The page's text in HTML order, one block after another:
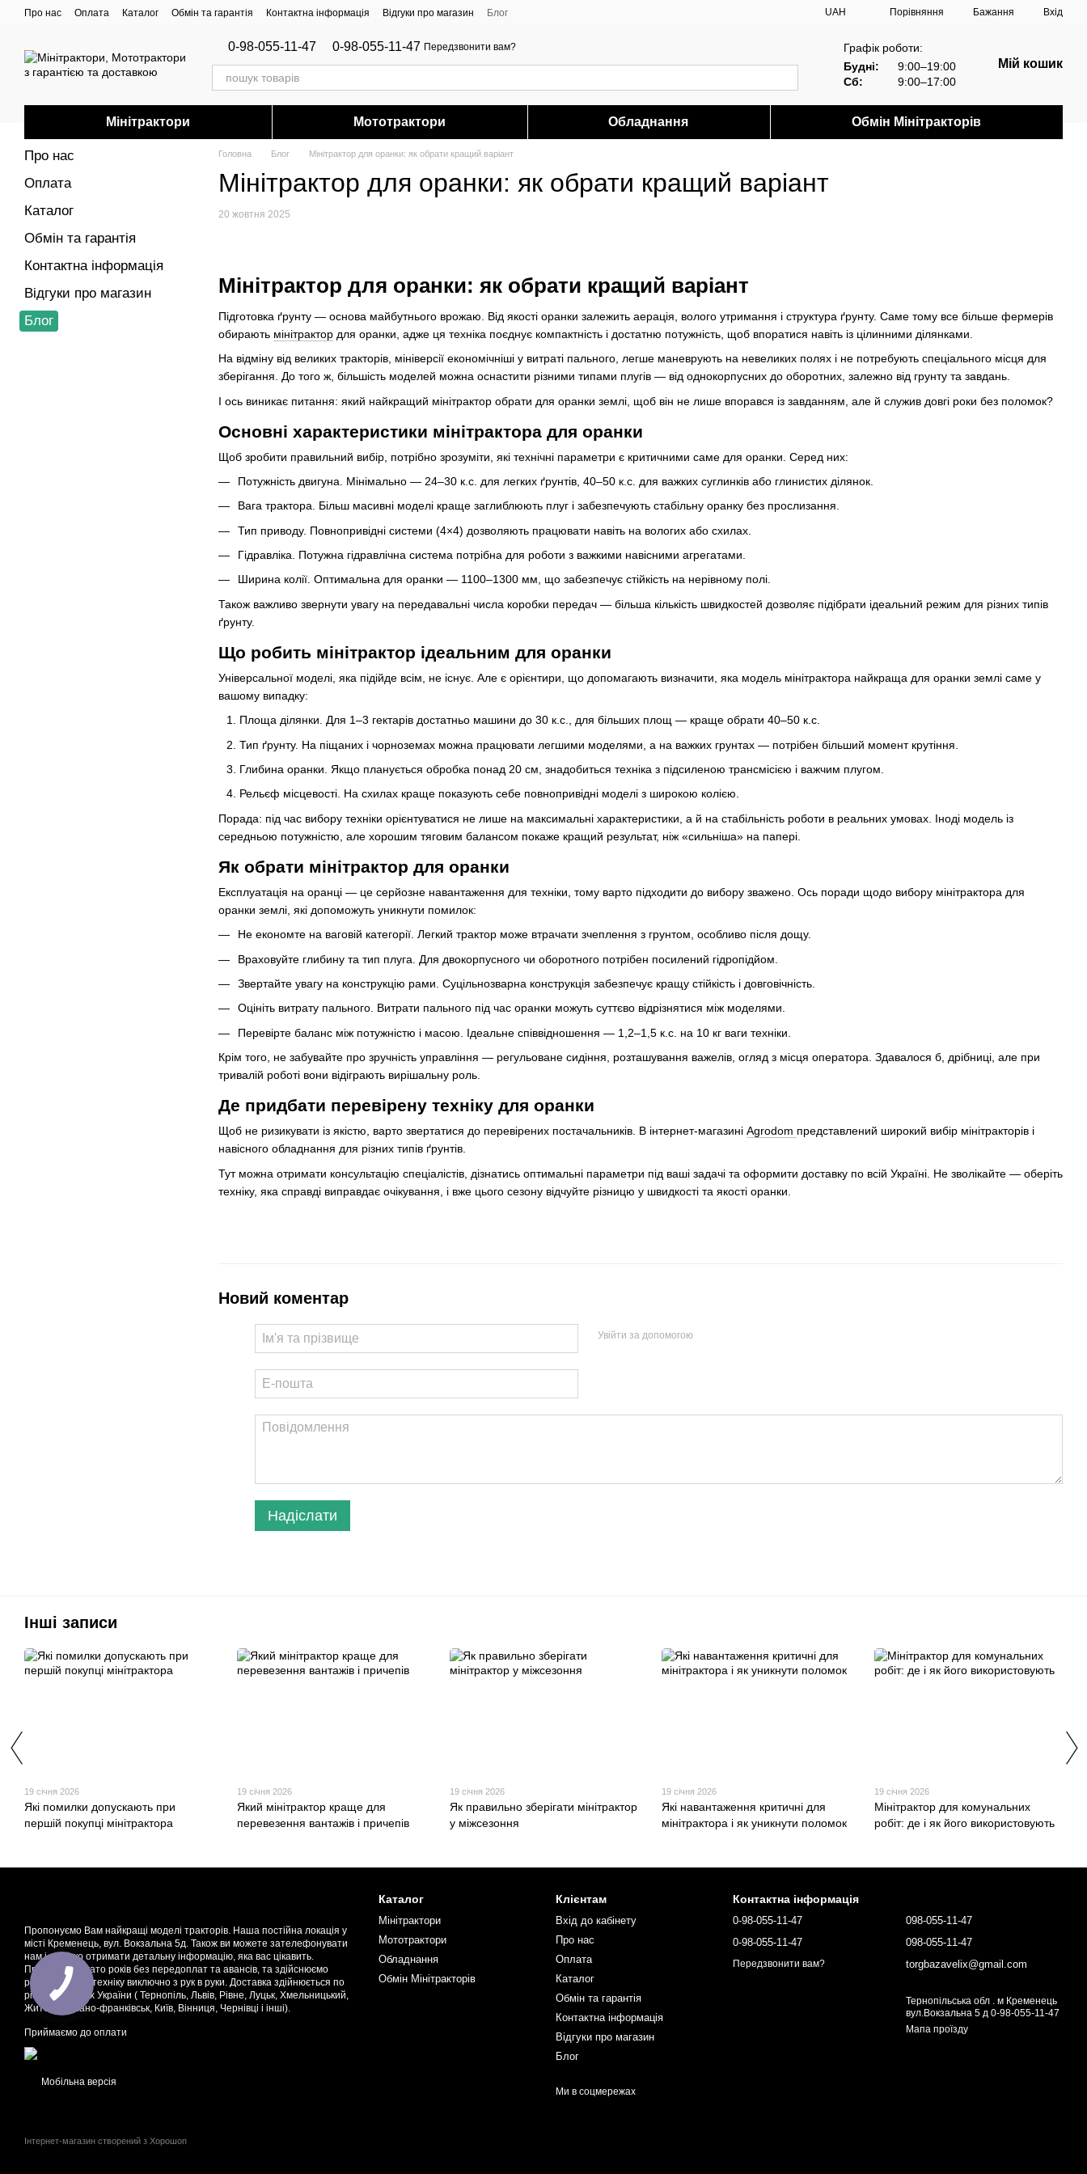
Перейти до основного контенту
Про нас Оплата Каталог Обмін та гарантія Контактна інформація Відгуки про магазин Блог UAH Порівняння Бажання Вхід
0-98-055-11-47 0-98-055-11-47 Передзвонити вам?
Графік роботи:
Будні:
9:00–19:00
Сб:
9:00–17:00
Мій кошик
Мінітрактори Мототрактори Обладнання Обмін Мінітракторів
Головна Блог Мінітрактор для оранки: як обрати кращий варіант
Мінітрактор для оранки: як обрати кращий варіант
20 жовтня 2025
Мінітрактор для оранки: як обрати кращий варіант
Підготовка ґрунту — основа майбутнього врожаю. Від якості оранки залежить аерація, волого утримання і структура ґрунту. Саме тому все більше фермерів
обирають мінітрактор для оранки, адже ця техніка поєднує компактність і достатню потужність, щоб впоратися навіть із цілинними ділянками.
На відміну від великих тракторів, мініверсії економічніші у витраті пального, легше маневрують на невеликих полях і не потребують спеціального місця для
зберігання. До того ж, більшість моделей можна оснастити різними типами плугів — від однокорпусних до оборотних, залежно від грунту та завдань.
І ось виникає питання: який найкращий мінітрактор обрати для оранки землі, щоб він не лише впорався із завданням, але й служив довгі роки без поломок?
Основні характеристики мінітрактора для оранки
Щоб зробити правильний вибір, потрібно зрозуміти, які технічні параметри є критичними саме для оранки. Серед них:
Потужність двигуна. Мінімально — 24–30 к.с. для легких ґрунтів, 40–50 к.с. для важких суглинків або глинистих ділянок.
Вага трактора. Більш масивні моделі краще заглиблюють плуг і забезпечують стабільну оранку без прослизання.
Тип приводу. Повнопривідні системи (4×4) дозволяють працювати навіть на вологих або схилах.
Гідравліка. Потужна гідравлічна система потрібна для роботи з важкими навісними агрегатами.
Ширина колії. Оптимальна для оранки — 1100–1300 мм, що забезпечує стійкість на нерівному полі.
Також важливо звернути увагу на передавальні числа коробки передач — більша кількість швидкостей дозволяє підібрати ідеальний режим для різних типів
ґрунту.
Що робить мінітрактор ідеальним для оранки
Універсальної моделі, яка підійде всім, не існує. Але є орієнтири, що допомагають визначити, яка модель мінітрактора найкраща для оранки землі саме у
вашому випадку:
Площа ділянки. Для 1–3 гектарів достатньо машини до 30 к.с., для більших площ — краще обрати 40–50 к.с.
Тип ґрунту. На піщаних і чорноземах можна працювати легшими моделями, а на важких грунтах — потрібен більший момент крутіння.
Глибина оранки. Якщо планується обробка понад 20 см, знадобиться техніка з підсиленою трансмісією і важчим плугом.
Рельєф місцевості. На схилах краще показують себе повнопривідні моделі з широкою колією.
Порада: під час вибору техніки орієнтуватися не лише на максимальні характеристики, а й на стабільність роботи в реальних умовах. Іноді модель із
середньою потужністю, але хорошим тяговим балансом покаже кращий результат, ніж «сильніша» на папері.
Як обрати мінітрактор для оранки
Експлуатація на оранці — це серйозне навантаження для техніки, тому варто підходити до вибору зважено. Ось поради щодо вибору мінітрактора для
оранки землі, які допоможуть уникнути помилок:
Не економте на ваговій категорії. Легкий трактор може втрачати зчеплення з грунтом, особливо після дощу.
Враховуйте глибину та тип плуга. Для двокорпусного чи оборотного потрібен посилений гідропідйом.
Звертайте увагу на конструкцію рами. Суцільнозварна конструкція забезпечує кращу стійкість і довговічність.
Оцініть витрату пального. Витрати пального під час оранки можуть суттєво відрізнятися між моделями.
Перевірте баланс між потужністю і масою. Ідеальне співвідношення — 1,2–1,5 к.с. на 10 кг ваги техніки.
Крім того, не забувайте про зручність управління — регульоване сидіння, розташування важелів, огляд з місця оператора. Здавалося б, дрібниці, але при
тривалій роботі вони відіграють вирішальну роль.
Де придбати перевірену техніку для оранки
Щоб не ризикувати із якістю, варто звертатися до перевірених постачальників. В інтернет-магазині Agrodom представлений широкий вибір мінітракторів і
навісного обладнання для різних типів ґрунтів.
Тут можна отримати консультацію спеціалістів, дізнатись оптимальні параметри під ваші задачі та оформити доставку по всій Україні. Не зволікайте — оберіть
техніку, яка справді виправдає очікування, і вже цього сезону відчуйте різницю у швидкості та якості оранки.
Новий коментар
Увійти за допомогою
Надіслати
Про нас
Оплата
Каталог
Обмін та гарантія
Контактна інформація
Відгуки про магазин
Блог
Інші записи
19 січня 2026
Які помилки допускають при
першій покупці мінітрактора
19 січня 2026
Який мінітрактор краще для
перевезення вантажів і причепів
19 січня 2026
Як правильно зберігати мінітрактор
у міжсезоння
19 січня 2026
Які навантаження критичні для
мінітрактора і як уникнути поломок
19 січня 2026
Мінітрактор для комунальних
робіт: де і як його використовують
Пропонуємо Вам найкращі моделі тракторів. Наша постійна локація у
місті Кременець, вул. Вокзальна 5д. Також ви можете зателефонувати
нам і швидко отримати детальну інформацію, яка вас цікавить.
Працюємо багато років без передоплат та авансів, та здійснюємо
розрахунок за техніку виключно з рук в руки. Доставка здійнюється по
різних куточках України ( Тернопіль, Львів, Рівне, Луцьк, Хмельницький,
Житомир, Івано-франківськ, Київ, Вінниця, Чернівці і інші).
Приймаємо до оплати
Мобільна версія
Інтернет-магазин створений з Хорошоп
Каталог
Мінітрактори
Мототрактори
Обладнання
Обмін Мінітракторів
Клієнтам
Вхід до кабінету
Про нас
Оплата
Каталог
Обмін та гарантія
Контактна інформація
Відгуки про магазин
Блог
Ми в соцмережах
Контактна інформація
0-98-055-11-47
0-98-055-11-47
Передзвонити вам?
098-055-11-47
098-055-11-47
torgbazavelix@gmail.com
Тернопільська обл . м Кременець
вул.Вокзальна 5 д 0-98-055-11-47
Мапа проїзду